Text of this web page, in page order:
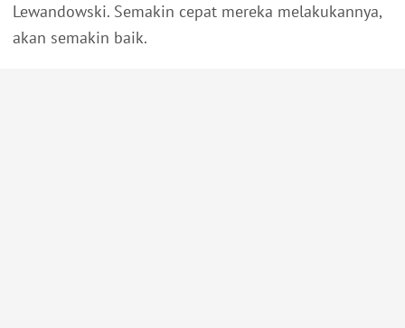
Lewandowski. Semakin cepat mereka melakukannya,
akan semakin baik.